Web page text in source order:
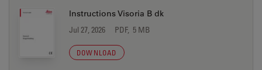
Instructions Visoria B dk
Jul 27, 2026 PDF, 5 MB
DOWNLOAD